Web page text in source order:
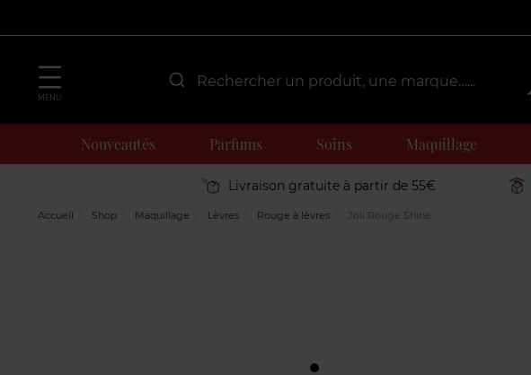
MENU
Nouveautés Parfums Soins Maquillage
Livraison gratuite à partir de 55€
Accueil Shop Maquillage Lèvres Rouge à lèvres Joli Rouge Shine